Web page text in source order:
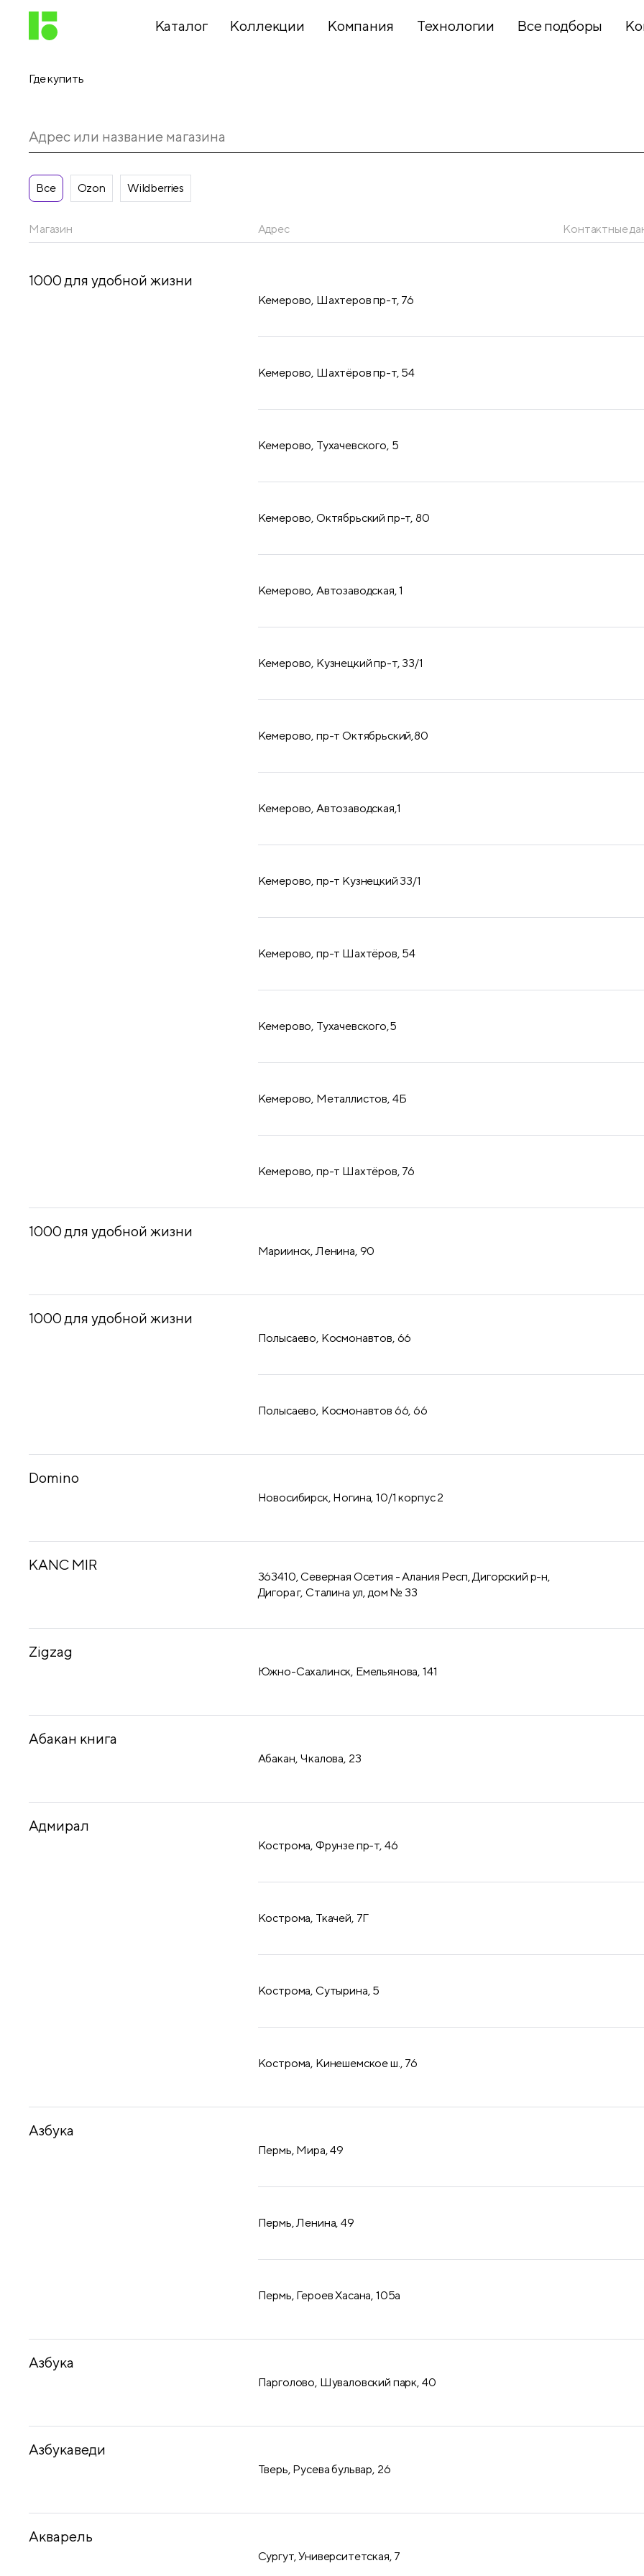
Каталог
принадлежности
Папки,
Школьный
Бумажная
Коллекции Компания Технологии Все подборы
Где купить
Все Ozon Wildberries
Магазин Адрес Контактные
1000 для удобной жизни
Кемерово, Шахтеров пр-т, 76
Кемерово, Шахтёров пр-т, 54
Кемерово, Тухачевского, 5
Кемерово, Октябрьский пр-т, 80
Кемерово, Автозаводская, 1
Кемерово, Кузнецкий пр-т, 33/1
​Кемерово, пр-т Октябрьский,80
​Кемерово, Автозаводская,1
​Кемерово, пр-т Кузнецкий 33/1
​Кемерово, пр-т Шахтёров, 54
​Кемерово, Тухачевского,5
​Кемерово, Металлистов, 4Б
​Кемерово, пр-т Шахтёров, 76
1000 для удобной жизни
Мариинск, Ленина, 90
1000 для удобной жизни
Полысаево, Космонавтов, 66
Полысаево, Космонавтов 66, 66
Domino
Новосибирск, Ногина, 10/1 корпус 2
KANC MIR
363410, Северная Осетия - Алания Респ, Дигорский р-н,
Дигора г, Сталина ул, дом № 33
Zigzag
Южно-Сахалинск, Емельянова, 141
Абакан книга
Абакан, Чкалова, 23
Адмирал
Кострома, Фрунзе пр-т, 46
Кострома, Ткачей, 7Г
Кострома, Сутырина, 5
Кострома, Кинешемское ш., 76
Азбука
Пермь, Мира, 49
Пермь, Ленина, 49
Пермь, Героев Хасана, 105а
Азбука
Парголово, Шуваловский парк, 40
Азбукаведи
Тверь, Русева бульвар, 26
Акварель
Сургут, Университетская, 7